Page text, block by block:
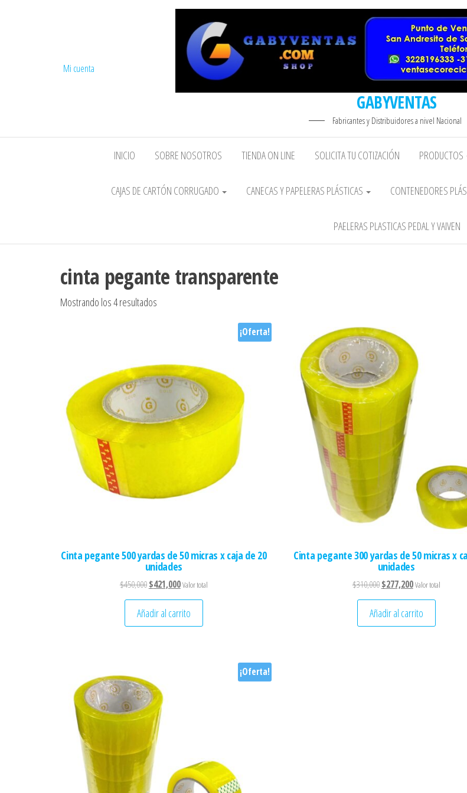
GABYVENTAS
Fabricantes y Distribuidores a nivel Nacional
Mi cuenta
INICIO SOBRE NOSOTROS TIENDA ON LINE SOLICITA TU COTIZACIÓN PRODUCTOS
CAJAS DE CARTÓN CORRUGADO CANECAS Y PAPELERAS PLÁSTICAS CONTENEDORES
PAELERAS PLASTICAS PEDAL Y VAIVEN
cinta pegante transparente
Mostrando los 4 resultados
¡Oferta!
Cinta pegante 500 yardas de 50 micras x caja de 20
unidades
$450,000 El precio original era: $450,000.
$421,000El precio actual es: $421,000.
Valor total
Añadir al carrito
Cinta pegante 300 yardas de 50 micras x
unidades
$310,000 El precio original era:
$277,200El precio actual es:
Valor total
Añadir al carrito
¡Oferta!